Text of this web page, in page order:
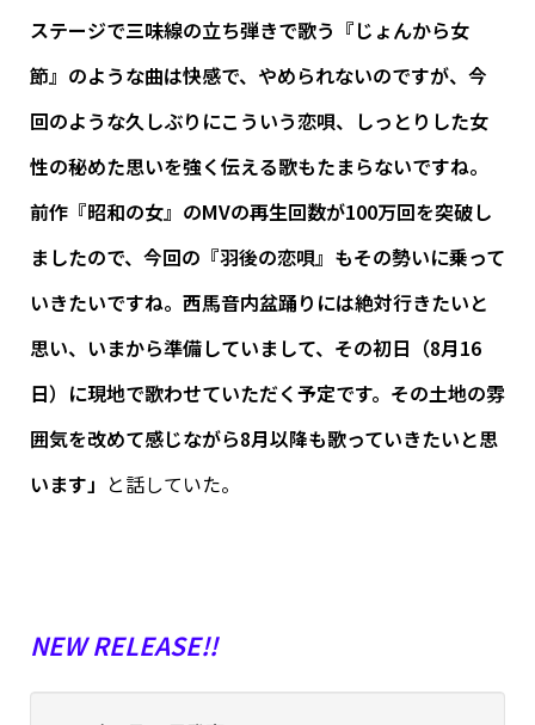
ステージで三味線の立ち弾きで歌う『じょんから女
節』のような曲は快感で、やめられないのですが、今
回のような久しぶりにこういう恋唄、しっとりした女
性の秘めた思いを強く伝える歌もたまらないですね。
前作『昭和の女』のMVの再生回数が100万回を突破し
ましたので、今回の『羽後の恋唄』もその勢いに乗って
いきたいですね。西馬音内盆踊りには絶対行きたいと
思い、いまから準備していまして、その初日（8月16
日）に現地で歌わせていただく予定です。その土地の雰
囲気を改めて感じながら8月以降も歌っていきたいと思
います」 と話していた。
NEW RELEASE!!